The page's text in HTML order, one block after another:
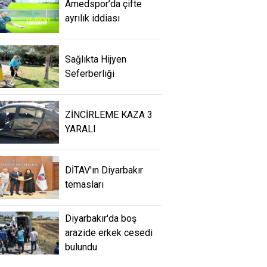
Amedspor’da çifte
ayrılık iddiası
Sağlıkta Hijyen
Seferberliği
ZİNCİRLEME KAZA 3
YARALI
DİTAV'ın Diyarbakır
temasları
Diyarbakır'da boş
arazide erkek cesedi
bulundu